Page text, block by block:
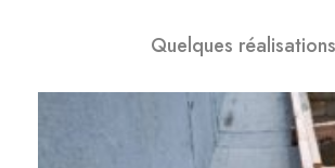
Quelques réalisations